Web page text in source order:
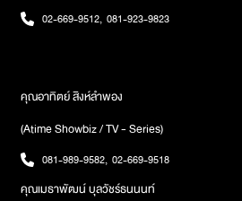
02-669-9512, 081-923-9823
คุณอาทิตย์ สิงห์ลำพอง
(Atime Showbiz / TV - Series)
081-989-9582, 02-669-9518
คุณเมธาพัฒน์ บุลวัชร์ธนนนท์